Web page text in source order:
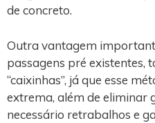
de concreto.
Outra vantagem
passagens pré existentes,
“caixinhas”, já que esse
extrema, além de eliminar
necessário retrabalhos e